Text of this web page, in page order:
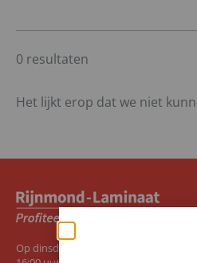
0 resultaten
Het lijkt erop dat we niet
Op dinsdag en van donderdag tot en